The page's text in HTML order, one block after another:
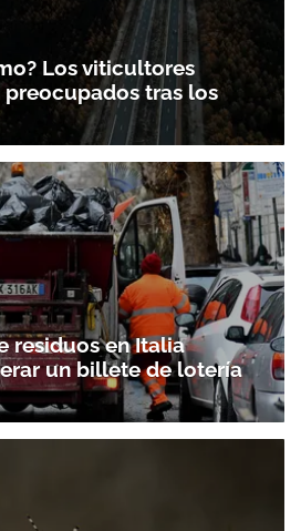
Los viticultores
preocupados tras los
residuos en Italia
un billete de lotería